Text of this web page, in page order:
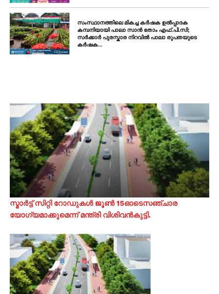
സംസ്ഥാനത്തിലെ മികച്ച കർഷക ഉൽപ്പാദക
കമ്പനിയായി പാലാ സാൻ തോം എഫ്.പി.സി;
സർക്കാർ പുരസ്കാര നിറവിൽ പാലാ രൂപതയുടെ
കർഷക...
സ്മാർട്ട് സിറ്റി റോഡുകൾ ജൂൺ 15ഓടെസഞ്ചാര
യോഗ്യമാക്കുമെന്ന് മന്ത്രി വിശിവൻകുട്ടി.